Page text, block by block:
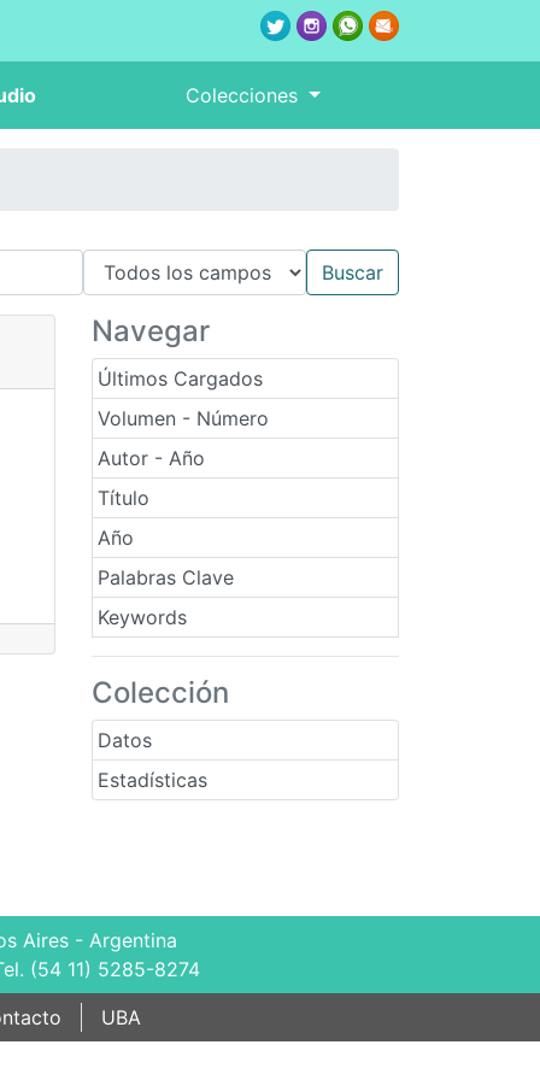
Colecciones
Navegar
Últimos Cargados
Volumen - Número
Autor - Año
Título
Año
Palabras Clave
Keywords
Colección
Datos
Estadísticas
Aires - Argentina
(54 11) 5285-8274
UBA